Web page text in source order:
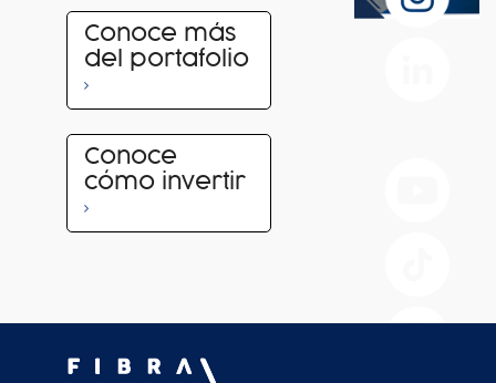
Conoce más
del portafolio
Conoce
cómo invertir